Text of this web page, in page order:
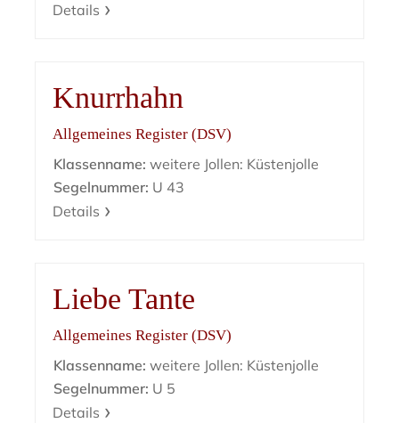
Details
Knurrhahn
Allgemeines Register (DSV)
Klassenname: weitere Jollen: Küstenjolle
Segelnummer: U 43
Details
Liebe Tante
Allgemeines Register (DSV)
Klassenname: weitere Jollen: Küstenjolle
Segelnummer: U 5
Details